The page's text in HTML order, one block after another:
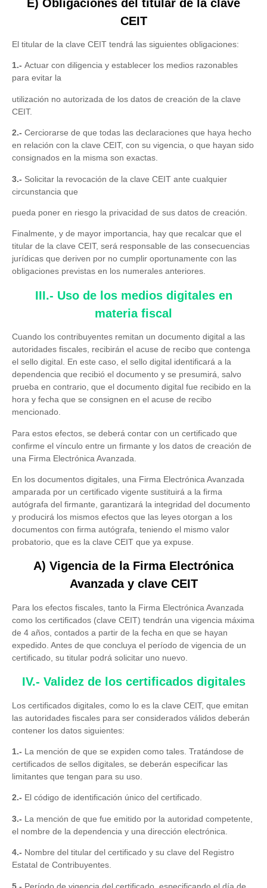
E) Obligaciones del titular de la clave
CEIT
El titular de la clave CEIT tendrá las siguientes obligaciones:
1.- Actuar con diligencia y establecer los medios razonables
para evitar la
utilización no autorizada de los datos de creación de la clave
CEIT.
2.- Cerciorarse de que todas las declaraciones que haya hecho
en relación con la clave CEIT, con su vigencia, o que hayan sido
consignados en la misma son exactas.
3.- Solicitar la revocación de la clave CEIT ante cualquier
circunstancia que
pueda poner en riesgo la privacidad de sus datos de creación.
Finalmente, y de mayor importancia, hay que recalcar que el
titular de la clave CEIT, será responsable de las consecuencias
jurídicas que deriven por no cumplir oportunamente con las
obligaciones previstas en los numerales anteriores.
III.- Uso de los medios digitales en
materia fiscal
Cuando los contribuyentes remitan un documento digital a las
autoridades fiscales, recibirán el acuse de recibo que contenga
el sello digital. En este caso, el sello digital identificará a la
dependencia que recibió el documento y se presumirá, salvo
prueba en contrario, que el documento digital fue recibido en la
hora y fecha que se consignen en el acuse de recibo
mencionado.
Para estos efectos, se deberá contar con un certificado que
confirme el vínculo entre un firmante y los datos de creación de
una Firma Electrónica Avanzada.
En los documentos digitales, una Firma Electrónica Avanzada
amparada por un certificado vigente sustituirá a la firma
autógrafa del firmante, garantizará la integridad del documento
y producirá los mismos efectos que las leyes otorgan a los
documentos con firma autógrafa, teniendo el mismo valor
probatorio, que es la clave CEIT que ya expuse.
A) Vigencia de la Firma Electrónica
Avanzada y clave CEIT
Para los efectos fiscales, tanto la Firma Electrónica Avanzada
como los certificados (clave CEIT) tendrán una vigencia máxima
de 4 años, contados a partir de la fecha en que se hayan
expedido. Antes de que concluya el período de vigencia de un
certificado, su titular podrá solicitar uno nuevo.
IV.- Validez de los certificados digitales
Los certificados digitales, como lo es la clave CEIT, que emitan
las autoridades fiscales para ser considerados válidos deberán
contener los datos siguientes:
1.- La mención de que se expiden como tales. Tratándose de
certificados de sellos digitales, se deberán especificar las
limitantes que tengan para su uso.
2.- El código de identificación único del certificado.
3.- La mención de que fue emitido por la autoridad competente,
el nombre de la dependencia y una dirección electrónica.
4.- Nombre del titular del certificado y su clave del Registro
Estatal de Contribuyentes.
5.- Período de vigencia del certificado, especificando el día de